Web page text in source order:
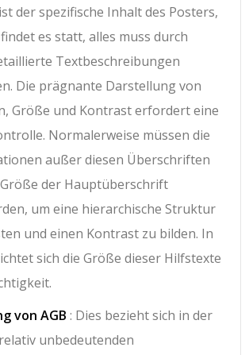
der spezifische Inhalt des Posters,
es statt, alles muss durch
Textbeschreibungen
Die prägnante Darstellung von
Größe und Kontrast erfordert eine
Normalerweise müssen die
außer diesen Überschriften
der Hauptüberschrift
um eine hierarchische Struktur
und einen Kontrast zu bilden. In
sich die Größe dieser Hilfstexte
von AGB : Dies bezieht sich in der
unbedeutenden